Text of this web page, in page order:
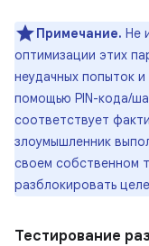
Примечание. Не
оптимизации этих
неудачных попыток
помощью PIN-кода/
соответствует
злоумышленник
своем собственном
разблокировать
Тестирование